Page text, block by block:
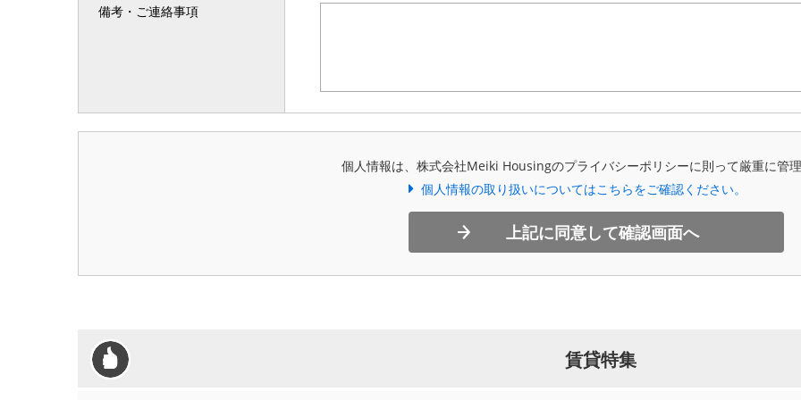
備考・ご連絡事項
個人情報は、株式会社Meiki Housingのプライバシーポリシーに則って厳重に管理
個人情報の取り扱いについてはこちらをご確認ください。
上記に同意して確認画面へ
賃貸特集